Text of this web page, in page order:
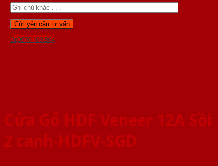
Gọi 0976.169.864
Cửa Gỗ HDF Veneer 12A Sồi
2 canh-HDFV-SGD